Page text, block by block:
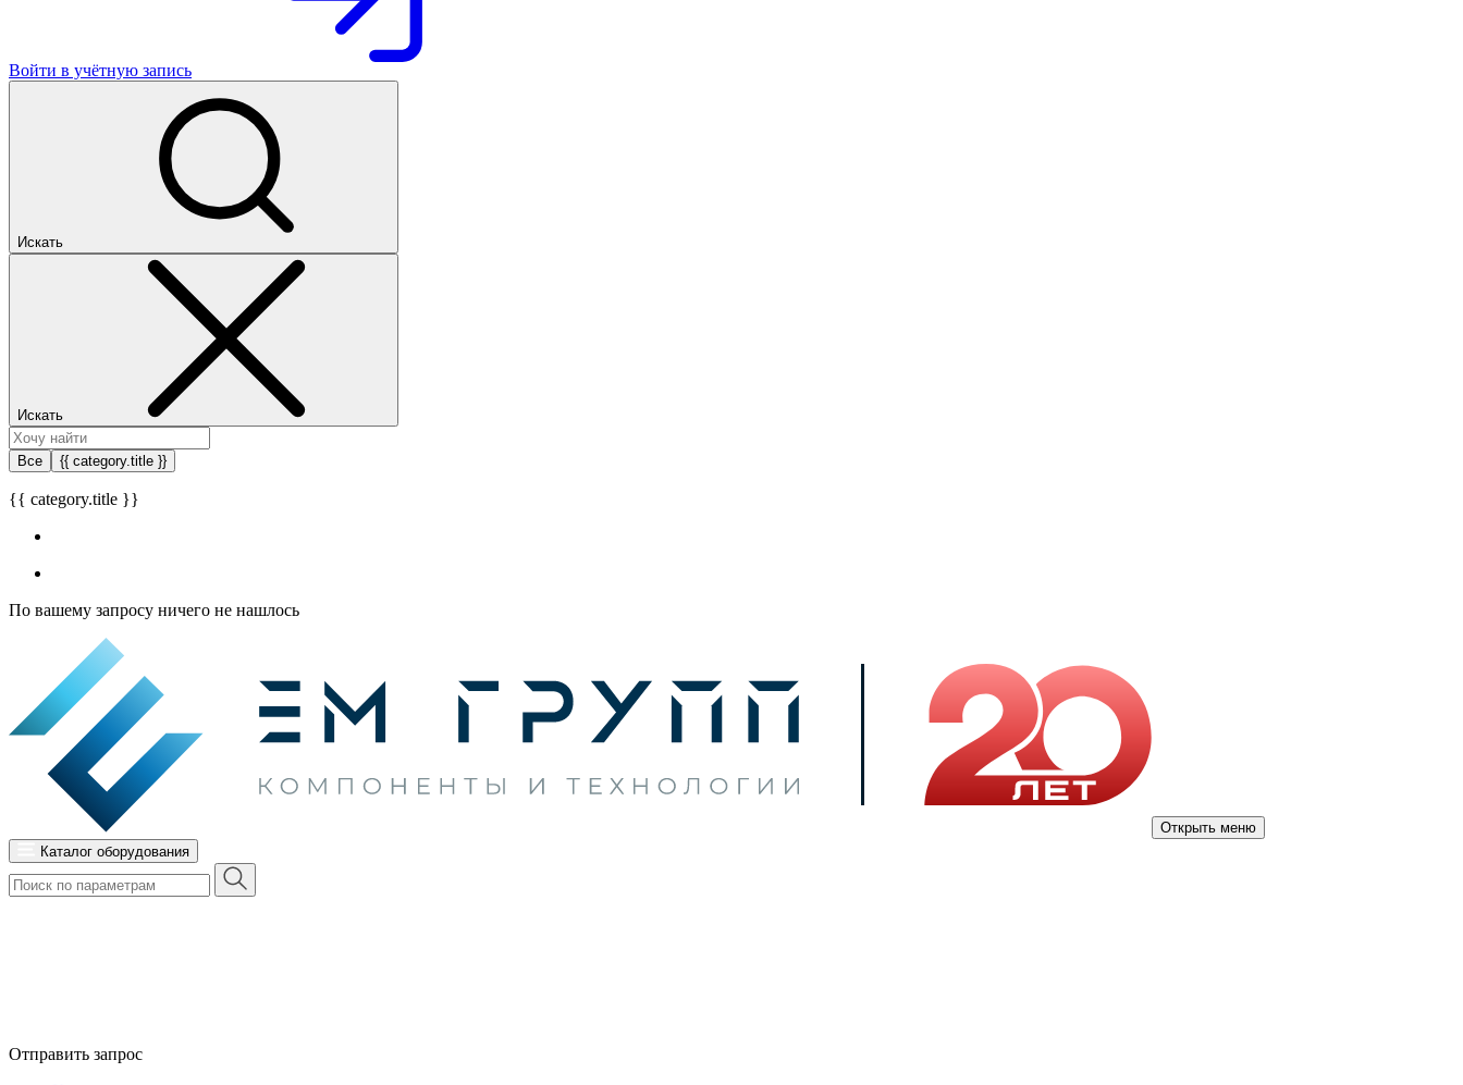
Войти в учётную запись
Искать
Искать
Все {{ category.title }}
{{ category.title }}
По вашему запросу ничего не нашлось
Открыть меню
Каталог оборудования
Отправить запрос